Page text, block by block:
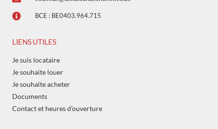
BCE : BE0403.964.715
LIENS UTILES
Je suis locataire
Je souhaite louer
Je souhaite acheter
Documents
Contact et heures d’ouverture